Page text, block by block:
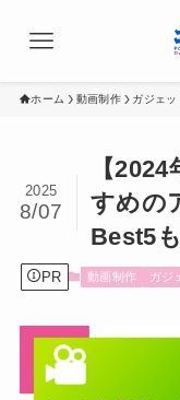
ホーム 動画制作 ガジェッ
【
すめの
Best5
2025
8/07
PR 動画制作 ガジ